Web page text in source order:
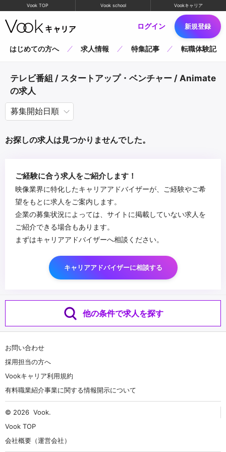
Vook TOP Vook school Vookキャリア
ログイン 新規登録
はじめての方へ 求人情報 特集記事 転職体験記
テレビ番組 / スタートアップ・ベンチャー / Animate
の求人
お探しの求人は見つかりませんでした。
ご経験に合う求人をご紹介します！
映像業界に特化したキャリアアドバイザーが、ご経験やご希
望をもとに求人をご案内します。
企業の募集状況によっては、サイトに掲載していない求人を
ご紹介できる場合もあります。
まずはキャリアアドバイザーへ相談ください。
キャリアアドバイザーに相談する
他の条件で求人を探す
お問い合わせ
採用担当の方へ
Vookキャリア利用規約
有料職業紹介事業に関する情報開示について
© 2026 Vook.
Vook TOP
会社概要（運営会社）